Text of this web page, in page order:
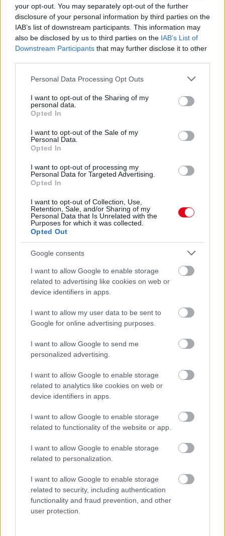
your opt-out. You may separately opt-out of the further
disclosure of your personal information by third parties on the
IAB’s list of downstream participants. This information may
also be disclosed by us to third parties on the IAB’s List of
Downstream Participants that may further disclose it to other
Please note that this website/app uses one or more Google
not limited to your visit or usage behaviour. You may click to
grant or deny consent to Google and its third-party tags to
use your data for below specified purposes in below Google
consent section.
Personal Data Processing Opt Outs
I want to opt-out of the Sharing of my
personal data.
Opted In
I want to opt-out of the Sale of my
Personal Data.
Opted In
I want to opt-out of processing my
Personal Data for Targeted Advertising.
Opted In
I want to opt-out of Collection, Use,
Retention, Sale, and/or Sharing of my
Personal Data that Is Unrelated with the
Purposes for which it was collected.
Opted Out
Google consents
I want to allow Google to enable storage
related to advertising like cookies on web or
device identifiers in apps.
I want to allow my user data to be sent to
Google for online advertising purposes.
I want to allow Google to send me
personalized advertising.
I want to allow Google to enable storage
related to analytics like cookies on web or
device identifiers in apps.
I want to allow Google to enable storage
related to functionality of the website or app.
I want to allow Google to enable storage
related to personalization.
I want to allow Google to enable storage
related to security, including authentication
functionality and fraud prevention, and other
user protection.
Luxus BMW-t is lefoglaltak: Tiborék rettegésben tartották
a fővárosi taxisokat - Ez volt a módszerük - Fotók
Emlékszel a Taxi-filmek sztárjára? 63 évesen biztos nem
ismered fel - Fotók
Hazavitte a taxisofőr a gyerekeket: amikor az apa
megtudta, honnan jött, elállt a lélegzete